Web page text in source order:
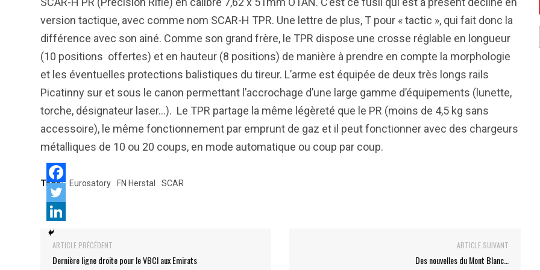
version tactique, avec comme nom SCAR-H TPR. Une lettre de plus, T pour « tactic », qui fait donc la
différence avec son ainé. Comme son grand frère, le TPR dispose une crosse réglable en longueur
(10 positions offertes) et en hauteur (8 positions) de manière à prendre en compte la morphologie
et les éventuelles protections balistiques du tireur. L’arme est équipée de deux très longs rails
Picatinny sur et sous le canon permettant l’accrochage d’une large gamme d’équipements (lunette,
torche, désignateur laser…). Le TPR partage la même légèreté que le PR (moins de 4,5 kg sans
accessoire), le même fonctionnement par emprunt de gaz et il peut fonctionner avec des chargeurs
métalliques de 10 ou 20 coups, en mode automatique ou coup par coup.
Tags: Eurosatory FN Herstal SCAR
ARTICLE PRÉCÉDENT
Dernière ligne droite pour le VBCI aux Emirats
ARTICLE SUIVANT
Des nouvelles du Mont Blanc…